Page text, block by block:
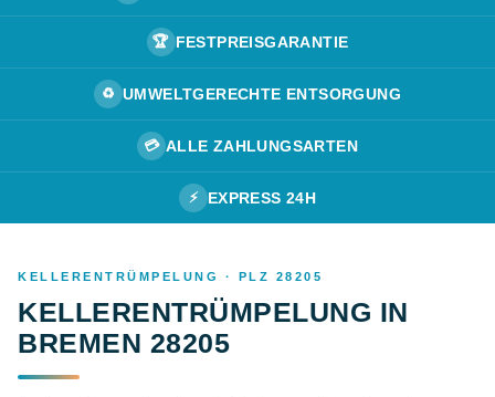
🏆 FESTPREISGARANTIE
♻️ UMWELTGERECHTE ENTSORGUNG
💳 ALLE ZAHLUNGSARTEN
⚡ EXPRESS 24H
KELLERENTRÜMPELUNG · PLZ 28205
KELLERENTRÜMPELUNG IN
BREMEN 28205